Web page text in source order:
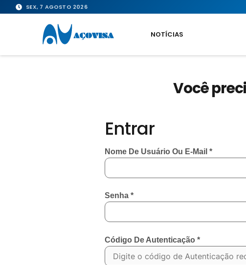
SEX, 7 AGOSTO 2026
NOTÍCIAS
Você
Entrar
Nome De Usuário Ou E-Mail*
Senha*
Código De Autenticação*